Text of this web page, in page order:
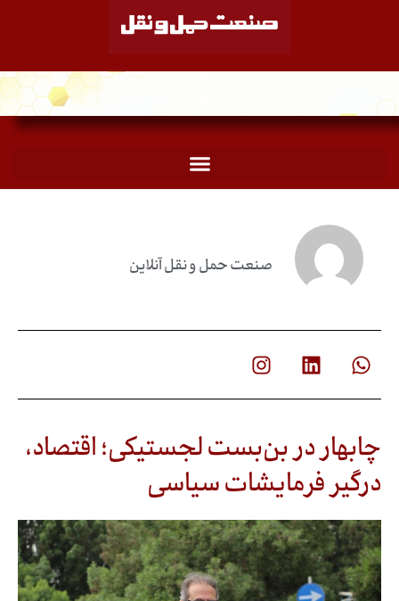
صنعت حمل و نقل آنلاین
چابهار در بن‌بست لجستیکی؛ اقتصاد،
درگیر فرمایشات سیاسی